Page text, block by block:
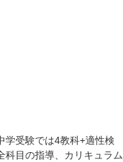
学受験では4教科+適性検
科目の指導、カリキュラム